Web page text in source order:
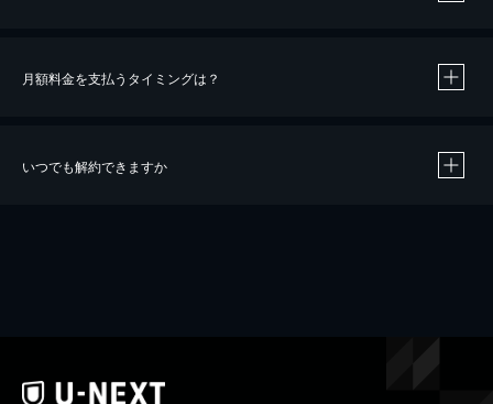
※40％ポイント還元の対象は、クレジットカード決済による作品の購入 / レンタルです。
月額料金を支払うタイミングは？
いつでも解約できますか